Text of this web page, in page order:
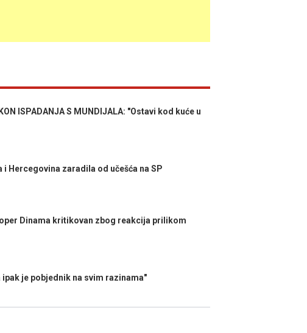
ISPADANJA S MUNDIJALA: "Ostavi kod kuće u
i Hercegovina zaradila od učešća na SP
Dinama kritikovan zbog reakcija prilikom
ipak je pobjednik na svim razinama"